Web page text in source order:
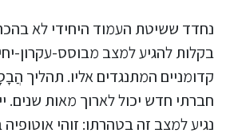
נחדד ששיטת העמוד היחידי לא
בקלות להגיע למצב מבוסס-עקרון-
קדומניים המתנגדים אליו. תהליך
חברתי חדש יכול לארוך מאות שנים.
נגיע למצב זה בטהרתו: זוהי אוטופיה